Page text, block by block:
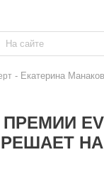
- Екатерина